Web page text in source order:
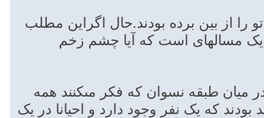
تو را از بین برده بودند.حال اگراین مطلب
یک مساله‏اى است که آیا چشم زخم
میان طبقه نسوان که فکر مى‏کنند همه
که یک نفر وجود دارد و احیانا در یک